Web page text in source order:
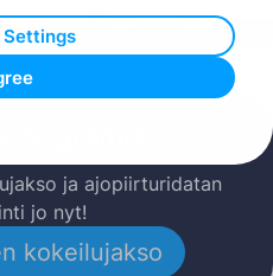
ja ajopiirturidatan
jo nyt!
kokeilujakso